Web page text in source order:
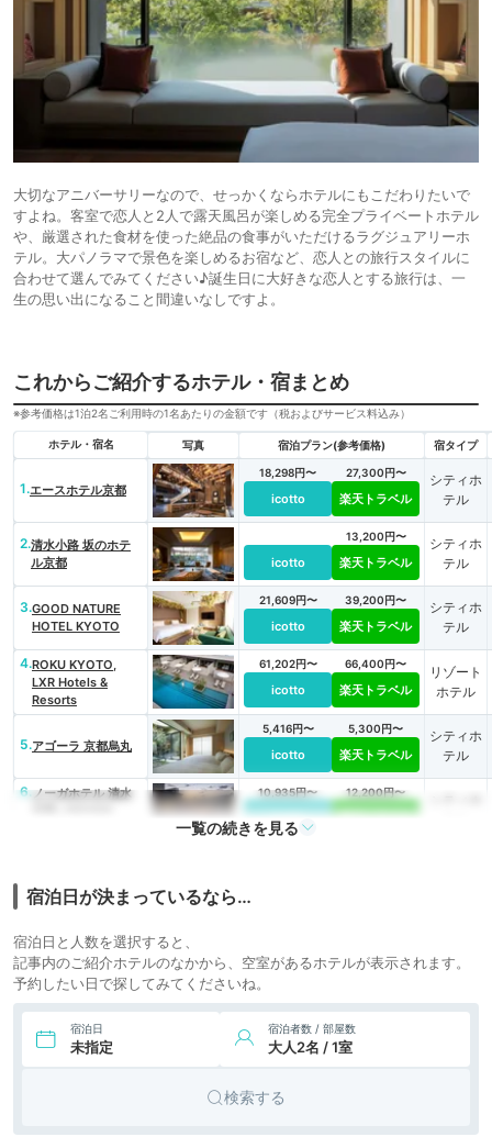
大切なアニバーサリーなので、せっかくならホテルにもこだわりたいで
すよね。客室で恋人と2人で露天風呂が楽しめる完全プライベートホテル
や、厳選された食材を使った絶品の食事がいただけるラグジュアリーホ
テル。大パノラマで景色を楽しめるお宿など、恋人との旅行スタイルに
合わせて選んでみてください♪誕生日に大好きな恋人とする旅行は、一
生の思い出になること間違いなしですよ。
これからご紹介するホテル・宿まとめ
※参考価格は1泊2名ご利用時の1名あたりの金額です（税およびサービス料込み）
ホテル・宿名 写真 宿泊プラン(参考価格) 宿タイプ
1.エースホテル京都
18,298円〜
icotto
27,300円〜
楽天トラベル
シティホ
テル
2.清水小路 坂のホテ
ル京都
icotto
13,200円〜
楽天トラベル
シティホ
テル
3.GOOD NATURE
HOTEL KYOTO
21,609円〜
icotto
39,200円〜
楽天トラベル
シティホ
テル
4.ROKU KYOTO,
LXR Hotels &
Resorts
61,202円〜
icotto
66,400円〜
楽天トラベル
リゾート
ホテル
5.アゴーラ 京都烏丸
5,416円〜
icotto
5,300円〜
楽天トラベル
シティホ
テル
6.ノーガホテル 清水
10,935円〜
icotto
12,200円〜
楽天トラベル
8.京都梅小路 花伝抄
9.鴨半
51,500円〜
icotto 楽天トラベル
町家
10.ヒルトン・ガーデ
ン・イン京都四条
14,147円〜 12,200円〜
11.丸福樓
一覧の続きを見る
宿泊日が決まっているなら…
宿泊日と人数を選択すると、
記事内のご紹介ホテルのなかから、空室があるホテルが表示されます。
予約したい日で探してみてくださいね。
宿泊日
未指定
宿泊者数 / 部屋数
大人2名 / 1室
検索する